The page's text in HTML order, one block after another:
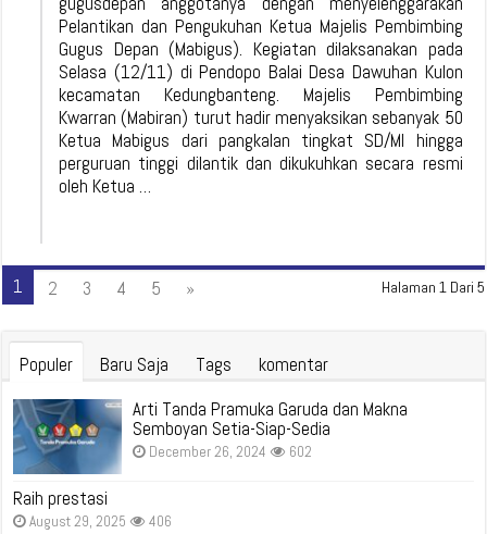
Pelantikan dan Pengukuhan Ketua Majelis Pembimbing
Gugus Depan (Mabigus). Kegiatan dilaksanakan pada
Selasa (12/11) di Pendopo Balai Desa Dawuhan Kulon
kecamatan Kedungbanteng. Majelis Pembimbing
Kwarran (Mabiran) turut hadir menyaksikan sebanyak 50
Ketua Mabigus dari pangkalan tingkat SD/MI hingga
perguruan tinggi dilantik dan dikukuhkan secara resmi
oleh Ketua …
Halaman 1 Dari 5
1 2 3 4 5 »
Populer Baru Saja Tags
komentar
Arti Tanda Pramuka Garuda dan Makna
Semboyan Setia-Siap-Sedia
December 26, 2024 602
Raih prestasi
August 29, 2025 406